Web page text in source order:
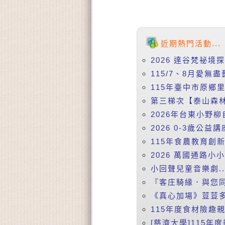
近期熱門活動...
2026 達谷梵祕境
115/7、8月愛無
115年臺中市原鄉
第三梯次【泰山森
2026年台東小野
2026 0-3歲公益講
115年食農教育創
2026 萬國通路小
小回聲兒童音樂劇
『客庄騎緣．與
《真心加場》荳
115年度食材險趣
[慈濟大學]115年